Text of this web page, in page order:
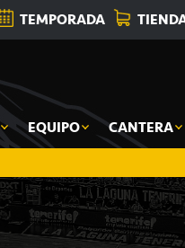
TEMPORADA
EQUIPO CANTERA